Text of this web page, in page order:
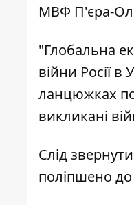
МВФ П'єра-
"Глобальна
війни Росії
ланцюжках
викликані
Слід
поліпшено до